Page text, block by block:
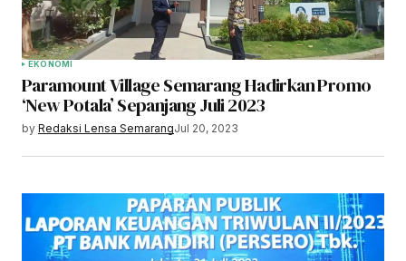
EKONOMI
Paramount Village Semarang Hadirkan Promo
‘New Potala’ Sepanjang Juli 2023
by Redaksi Lensa SemarangJul 20, 2023